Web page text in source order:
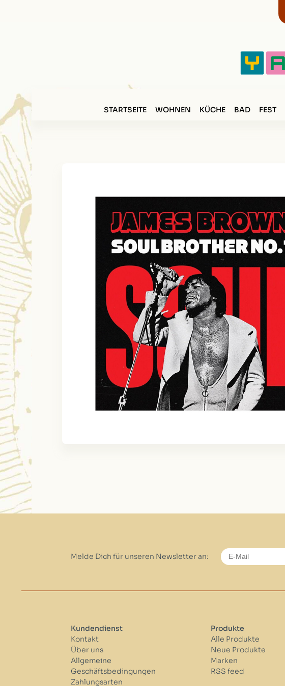
STARTSEITE WOHNEN KÜCHE BAD FEST
Melde Dich für unseren Newsletter an:
Kundendienst
Kontakt
Über uns
Allgemeine
Geschäftsbedingungen
Zahlungsarten
Produkte
Alle Produkte
Neue Produkte
Marken
RSS feed